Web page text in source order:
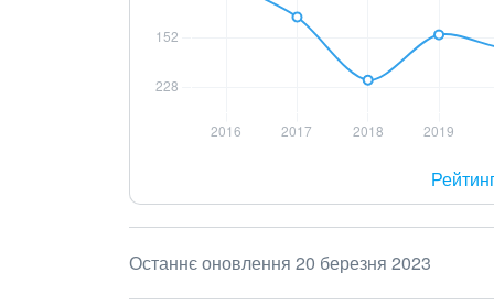
Останнє оновлення 20 березня 2023